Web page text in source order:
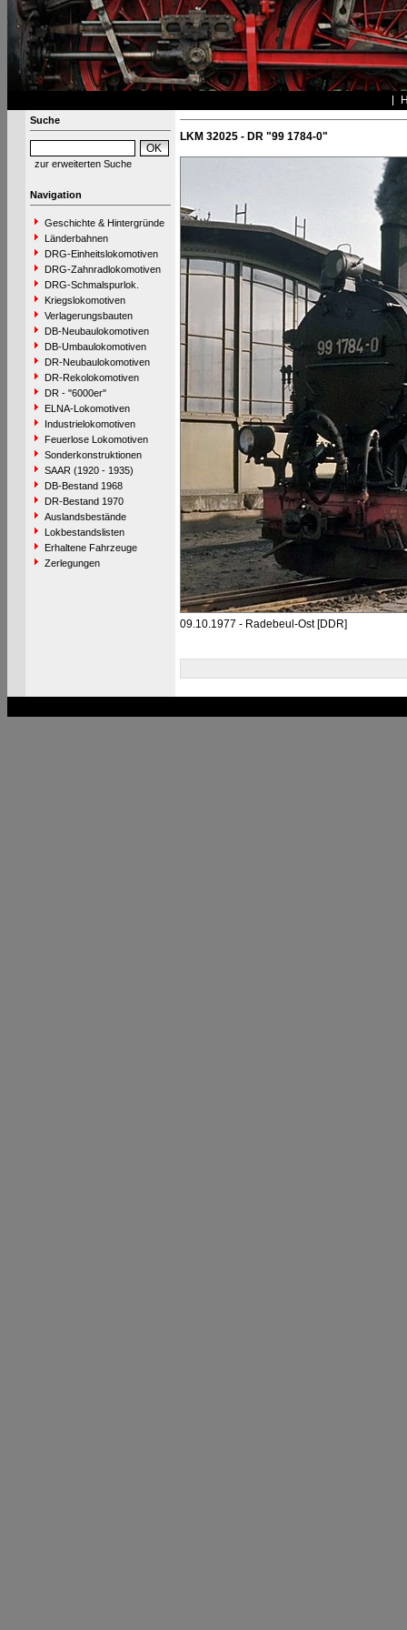
Suche
zur erweiterten Suche
Navigation
Geschichte & Hintergründe
Länderbahnen
DRG-Einheitslokomotiven
DRG-Zahnradlokomotiven
DRG-Schmalspurlok.
Kriegslokomotiven
Verlagerungsbauten
DB-Neubaulokomotiven
DB-Umbaulokomotiven
DR-Neubaulokomotiven
DR-Rekolokomotiven
DR - "6000er"
ELNA-Lokomotiven
Industrielokomotiven
Feuerlose Lokomotiven
Sonderkonstruktionen
SAAR (1920 - 1935)
DB-Bestand 1968
DR-Bestand 1970
Auslandsbestände
Lokbestandslisten
Erhaltene Fahrzeuge
Zerlegungen
LKM 32025 - DR "99 1784-0"
09.10.1977 - Radebeul-Ost [DDR]